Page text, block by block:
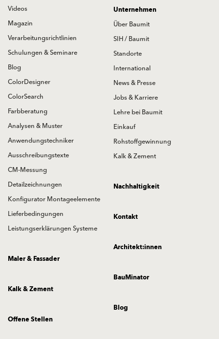
Videos
Magazin
Verarbeitungsrichtlinien
Schulungen & Seminare
Blog
ColorDesigner
ColorSearch
Farbberatung
Analysen & Muster
Anwendungstechniker
Ausschreibungstexte
CM-Messung
Detailzeichnungen
Konfigurator Montageelemente
Lieferbedingungen
Leistungserklärungen Systeme
Unternehmen
Über Baumit
SIH / Baumit
Standorte
International
News & Presse
Jobs & Karriere
Lehre bei Baumit
Einkauf
Rohstoffgewinnung
Kalk & Zement
Nachhaltigkeit
Kontakt
Architekt:innen
Maler & Fassader
BauMinator
Kalk & Zement
Blog
Offene Stellen